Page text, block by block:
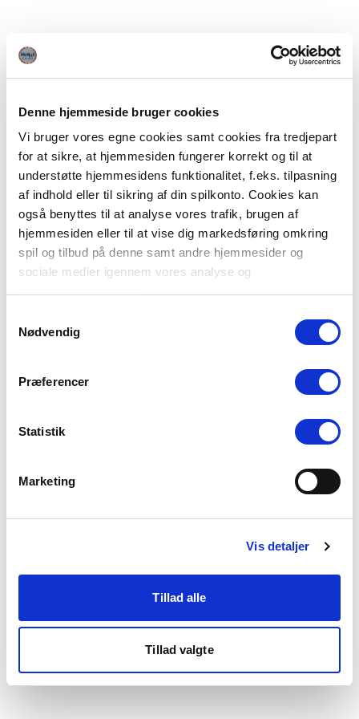
Denne hjemmeside bruger cookies
Vi bruger vores egne cookies samt cookies fra tredjepart
for at sikre, at hjemmesiden fungerer korrekt og til at
understøtte hjemmesidens funktionalitet, f.eks. tilpasning
af indhold eller til sikring af din spilkonto. Cookies kan
også benyttes til at analyse vores trafik, brugen af
hjemmesiden eller til at vise dig markedsføring omkring
spil og tilbud på denne samt andre hjemmesider og
sociale medier igennem vores analyse og
Du kan læse mere om vores brug af cookies under
"Detaljer" eller ved at klikke videre til vores Cookiepolitik,
Nødvendig
Præferencer
Statistik
Marketing
Vis detaljer
Tillad alle
Tillad valgte